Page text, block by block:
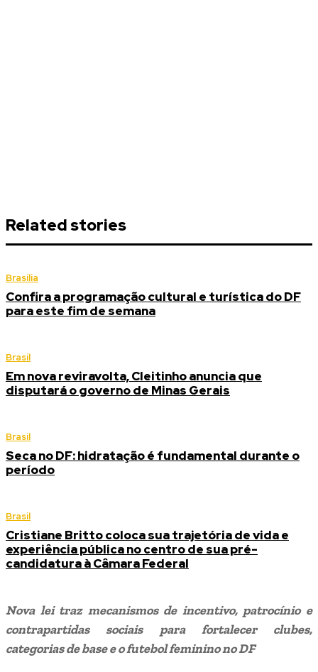
Related stories
Brasília
Confira a programação cultural e turística do DF
para este fim de semana
Brasil
Em nova reviravolta, Cleitinho anuncia que
disputará o governo de Minas Gerais
Brasil
Seca no DF: hidratação é fundamental durante o
período
Brasil
Cristiane Britto coloca sua trajetória de vida e
experiência pública no centro de sua pré-
candidatura à Câmara Federal
Nova lei traz mecanismos de incentivo, patrocínio e
contrapartidas sociais para fortalecer clubes,
categorias de base e o futebol feminino no DF